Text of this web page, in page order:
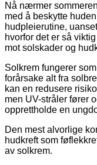
Nå nærmer
med å beskytte
hudpleierutine,
hvorfor det er så
mot solskader og
Solkrem fungerer
forårsake alt fra
kan en redusere
men UV-stråler fører
opprettholde en
Den mest alvorlige
hudkreft som
av solkrem.